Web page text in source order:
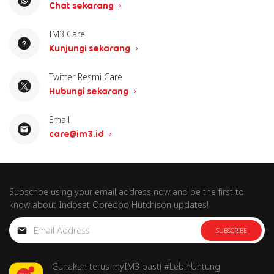
Chat sekarang
IM3 Care
Kunjungi sekarang
Twitter Resmi Care
Hubungi sekarang
Email
care@im3.id
Subscribe using your email address now and be the first to
know about Indosat Ooredoo Hutchison updates!
SUBSCRIBE
Gunakan terus myIM3 pasti #LebihUntung